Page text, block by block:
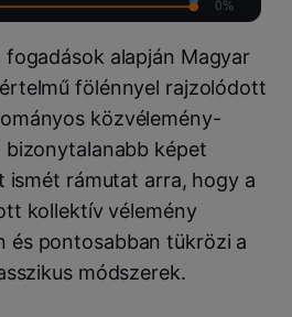
alapján Magyar
fölénnyel rajzolódott
közvélemény-
képet
ismét rámutat arra, hogy a
kollektív vélemény
és pontosabban tükrözi a
módszerek.